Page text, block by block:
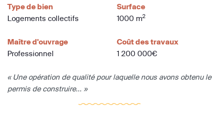
Type de bien
Logements collectifs
Surface
1000 m2
Maître d'ouvrage
Professionnel
Coût des travaux
1 200 000€
« Une opération de qualité pour laquelle nous avons obtenu le
permis de construire... »